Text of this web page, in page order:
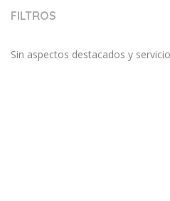
FILTROS
Sin aspectos destacados y